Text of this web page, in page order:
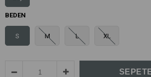
BEDEN
S M L XL